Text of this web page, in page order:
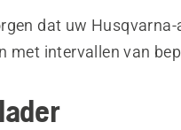
dat uw
met intervallen van